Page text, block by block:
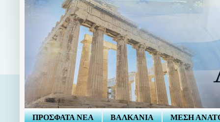
ΠΡΟΣΦΑΤΑ ΝΕΑ ΒΑΛΚΑΝΙΑ ΜΕΣΗ